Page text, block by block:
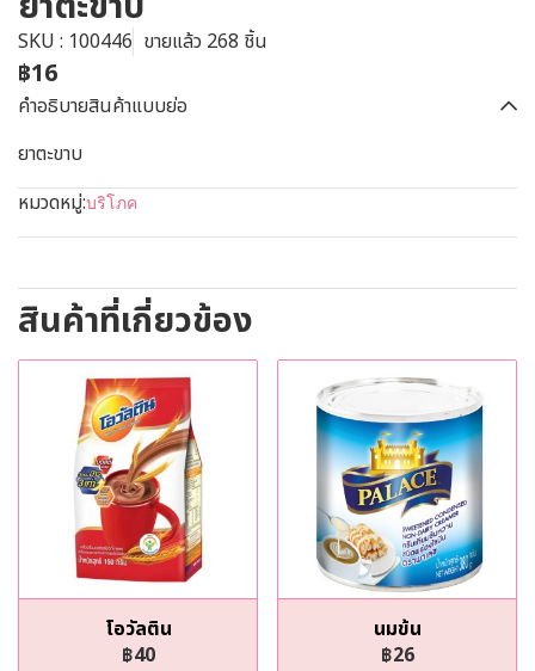
SKU : 100446 ขายแล้ว 268 ชิ้น
฿16
คำอธิบายสินค้าแบบย่อ
ยาตะขาบ
หมวดหมู่:บริโภค
สินค้าที่เกี่ยวข้อง
โอวัลติน
฿40
นมข้น
฿26